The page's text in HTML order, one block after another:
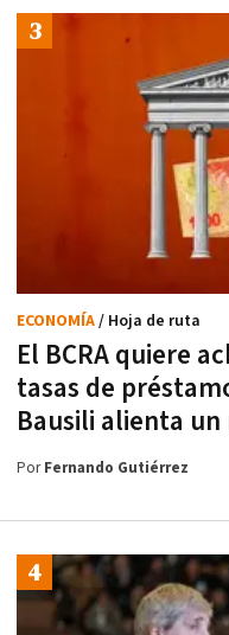
El BCRA quiere
tasas de
Bausili alienta
ECONOMÍA/ Hoja de ruta
PorFernando Gutiérrez